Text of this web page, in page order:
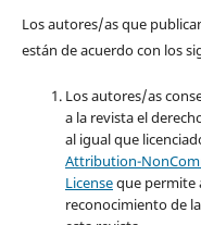
Los autores/as que
están de acuerdo con los
Los autores/as
a la revista el
al igual que
Attribution-
Licenseque permite
reconocimiento de